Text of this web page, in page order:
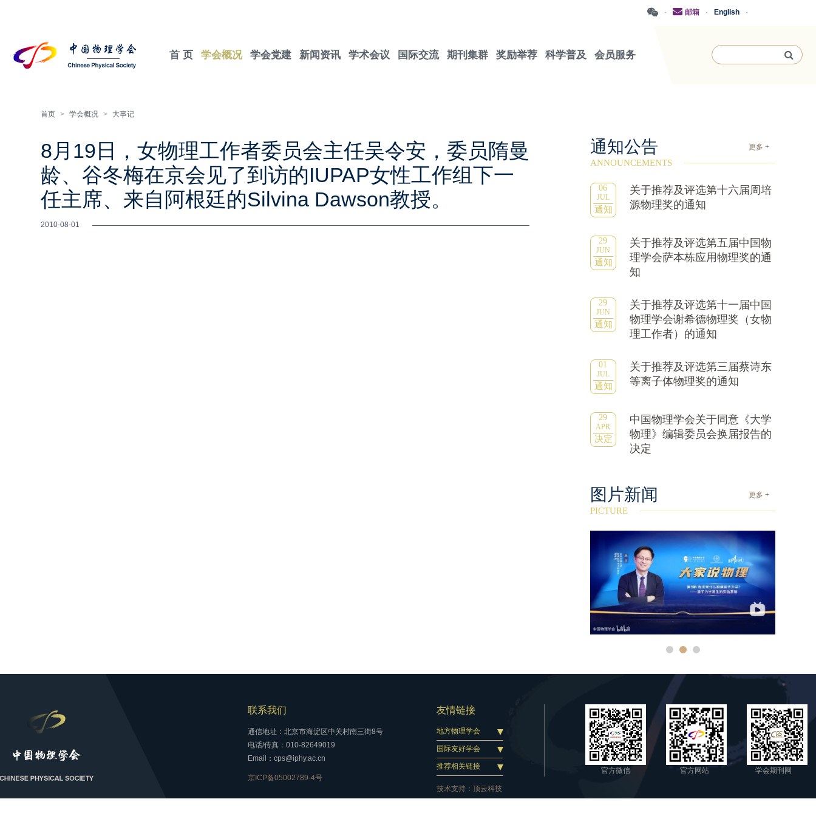
·
English
·
邮箱
·
首 页 学会概况 学会党建 新闻资讯 学术会议 国际交流 期刊集群 奖励举荐 科学普及 会员服务
首页 > 学会概况 > 大事记
8月19日，女物理工作者委员会主任吴令安，委员隋曼
龄、谷冬梅在京会见了到访的IUPAP女性工作组下一
任主席、来自阿根廷的Silvina Dawson教授。
2010-08-01
通知公告 更多 +
ANNOUNCEMENTS
06
JUL
通知
关于推荐及评选第十六届周培
源物理奖的通知
29
JUN
通知
关于推荐及评选第五届中国物
理学会萨本栋应用物理奖的通
知
29
JUN
通知
关于推荐及评选第十一届中国
物理学会谢希德物理奖（女物
理工作者）的通知
01
JUL
通知
关于推荐及评选第三届蔡诗东
等离子体物理奖的通知
29
APR
决定
中国物理学会关于同意《大学
物理》编辑委员会换届报告的
决定
更多 +
图片新闻
PICTURE
官方微信 官方网站 学会期刊网
联系我们
通信地址：北京市海淀区中关村南三街8号
电话/传真：010-82649019
Email：cps@iphy.ac.cn
京ICP备05002789-4号
友情链接
地方物理学会
国际友好学会
推荐相关链接
技术支持： 顶云科技